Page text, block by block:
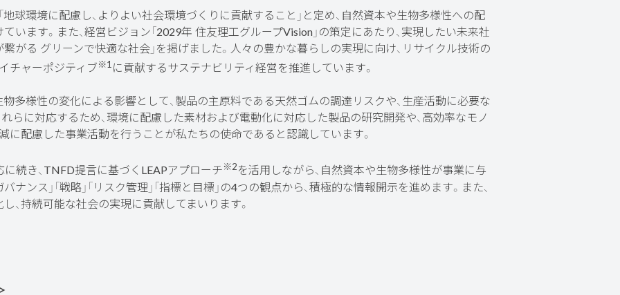
球環境に配慮し、よりよい社会環境づくりに貢献すること」と定め、自然資本や生物多様性への配
います。また、経営ビジョン「2029年 住友理工グループVision」の策定にあたり、実現したい未来社
繋がる グリーンで快適な社会」を掲げました。人々の豊かな暮らしの実現に向け、リサイクル技術の
チャーポジティブ※1に貢献するサステナビリティ経営を推進しています。
様性の変化による影響として、製品の主原料である天然ゴムの調達リスクや、生産活動に必要な
らに対応するため、環境に配慮した素材および電動化に対応した製品の研究開発や、高効率なモノ
に配慮した事業活動を行うことが私たちの使命であると認識しています。
続き、TNFD提言に基づくLEAPアプローチ※2を活用しながら、自然資本や生物多様性が事業に与
ンス」「戦略」「リスク管理」「指標と目標」の4つの観点から、積極的な情報開示を進めます。また、
、持続可能な社会の実現に貢献してまいります。